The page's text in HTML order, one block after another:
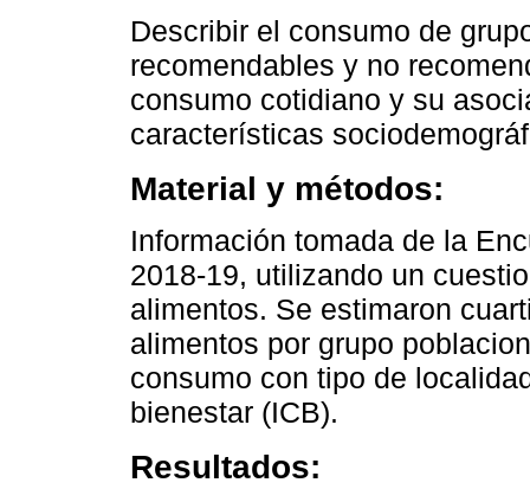
Describir el consumo de
recomendables y no
consumo cotidiano y su
características
Material y métodos:
Información tomada de la
2018-19, utilizando un
alimentos. Se estimaron
alimentos por grupo
consumo con tipo de
bienestar (ICB).
Resultados: